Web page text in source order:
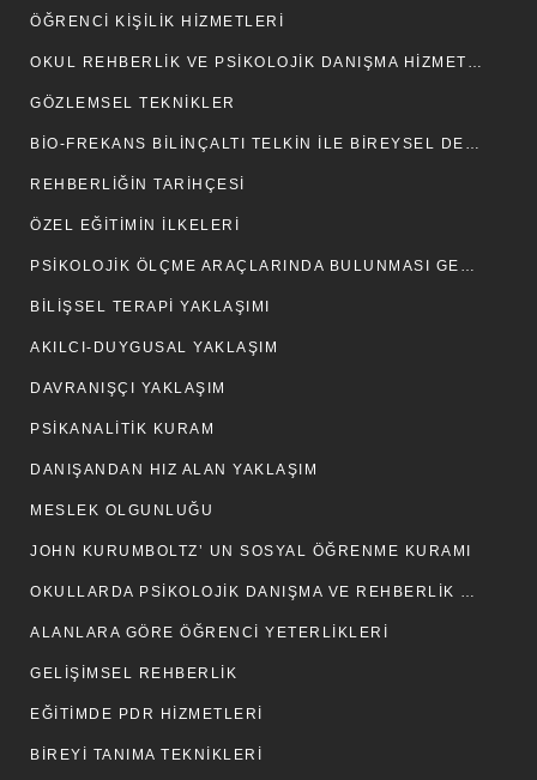
ÖĞRENCI KIŞILIK HIZMETLERI
OKUL REHBERLIK VE PSIKOLOJIK DANIŞMA HIZMETLERI YÜRÜTME KOMISYONUNUN KURULUŞU VE GÖREVLERI
GÖZLEMSEL TEKNIKLER
BIO-FREKANS BILINÇALTI TELKIN İLE BIREYSEL DEĞIŞIM – GELIŞIM
REHBERLIĞIN TARIHÇESI
ÖZEL EĞITIMIN İLKELERI
PSIKOLOJIK ÖLÇME ARAÇLARINDA BULUNMASI GEREKEN TEKNIK ÖZELLIKLER
BILIŞSEL TERAPI YAKLAŞIMI
AKILCI-DUYGUSAL YAKLAŞIM
DAVRANIŞÇI YAKLAŞIM
PSIKANALITIK KURAM
DANIŞANDAN HIZ ALAN YAKLAŞIM
MESLEK OLGUNLUĞU
JOHN KURUMBOLTZ’ UN SOSYAL ÖĞRENME KURAMI
OKULLARDA PSIKOLOJIK DANIŞMA VE REHBERLIK HIZMETLERI
ALANLARA GÖRE ÖĞRENCI YETERLIKLERI
GELIŞIMSEL REHBERLIK
EĞITIMDE PDR HIZMETLERI
BIREYI TANIMA TEKNIKLERI